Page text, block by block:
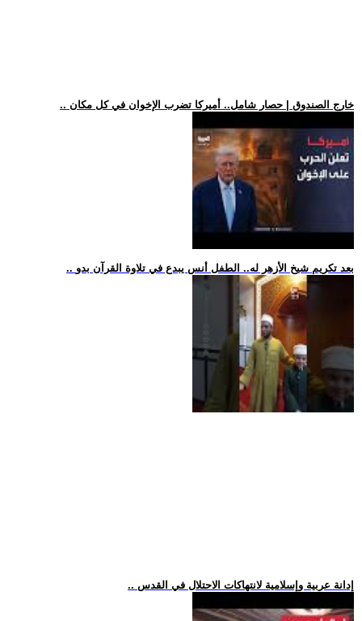
.. خارج الصندوق | حصار شامل.. أميركا تضرب الإخوان في كل مكان
.. بعد تكريم شيخ الأزهر له.. الطفل أنس يبدع في تلاوة القرآن بدو
.. إدانة عربية وإسلامية لانتهاكات الاحتلال في القدس